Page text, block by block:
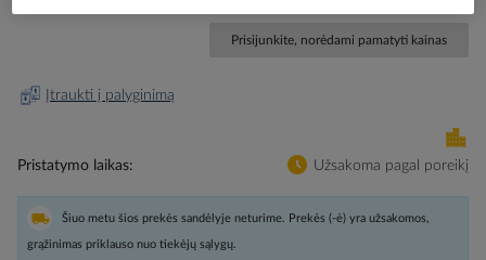
Prisijunkite, norėdami pamatyti kainas
Įtraukti į palyginimą
Pristatymo laikas Užsakoma pagal poreikį
Šiuo metu šios prekės sandėlyje neturime. Prekės (-ė) yra užsakomos,
grąžinimas priklauso nuo tiekėjų sąlygų.